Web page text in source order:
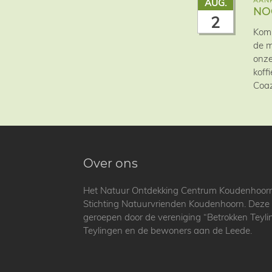
AUG.
2
de
Over ons
Het Natuur Ontdekking Centrum
Stichting Natuurvrienden Koudenhoorn.
geroepen door de vereniging “Betrokken
Teylingen en de bewoners aan de Leede.